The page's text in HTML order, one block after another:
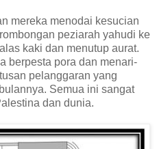
mereka menodai kesucian
peziarah yahudi ke
kaki dan menutup aurat.
berpesta pora dan menari-
pelanggaran yang
Semua ini sangat
dan dunia.